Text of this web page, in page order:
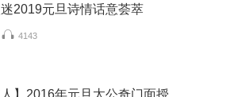
2019元旦诗情话意荟萃
4143
人】2016年元旦太公奇门面授